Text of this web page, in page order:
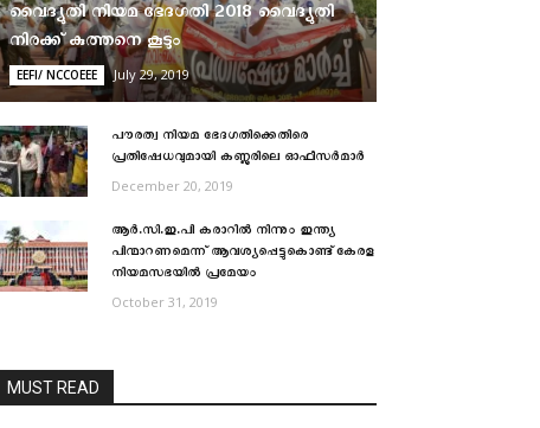
വൈദ്യുതി നിയമ ഭേദഗതി 2018 വൈദ്യുതി
നിരക്ക് കുത്തനെ കൂടും
EEFI/ NCCOEEE July 29, 2019
പൗരത്വ നിയമ ഭേദഗതിക്കെതിരെ
പ്രതിഷേധവുമായി കണ്ണൂരിലെ ഓഫീസര്‍മാര്‍
December 20, 2019
ആര്‍.സി.ഇ.പി കരാറില്‍ നിന്നും ഇന്ത്യ
പിന്മാറണമെന്ന് ആവശ്യപ്പെട്ടുകൊണ്ട് കേരള
നിയമസഭയില്‍ പ്രമേയം
October 31, 2019
MUST READ